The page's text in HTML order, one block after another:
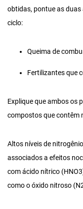
obtidas, pontue as
ciclo:
Queima de
Fertilizantes que
Explique que ambos os
compostos que contêm
Altos níveis de
associados a efeitos
com ácido nítrico
como o óxido nitroso